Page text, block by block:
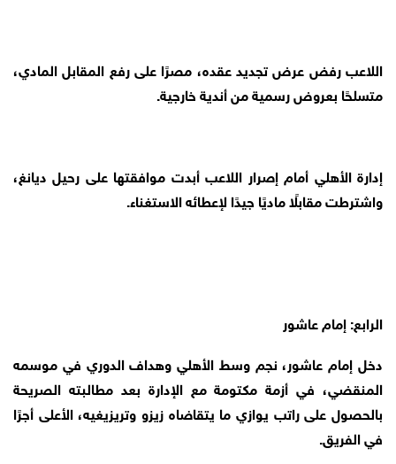
اللاعب رفض عرض تجديد عقده، مصرًا على رفع المقابل المادي،
متسلحًا بعروض رسمية من أندية خارجية.
إدارة الأهلي أمام إصرار اللاعب أبدت موافقتها على رحيل ديانغ،
واشترطت مقابلًا ماديًا جيدًا لإعطائه الاستغناء.
الرابع: إمام عاشور
دخل إمام عاشور، نجم وسط الأهلي وهداف الدوري في موسمه
المنقضي، في أزمة مكتومة مع الإدارة بعد مطالبته الصريحة
بالحصول على راتب يوازي ما يتقاضاه زيزو وتريزيغيه، الأعلى أجرًا
في الفريق.